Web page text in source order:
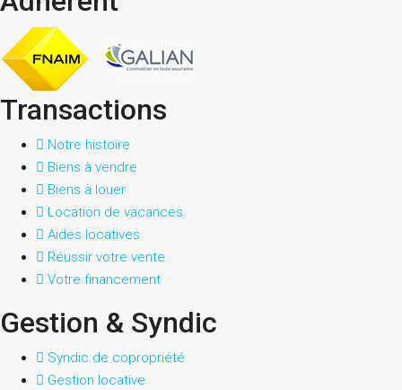
Transactions
Notre histoire
Biens à vendre
Biens à louer
Location de vacances
Aides locatives
Réussir votre vente
Votre financement
Gestion & Syndic
Syndic de copropriété
Gestion locative